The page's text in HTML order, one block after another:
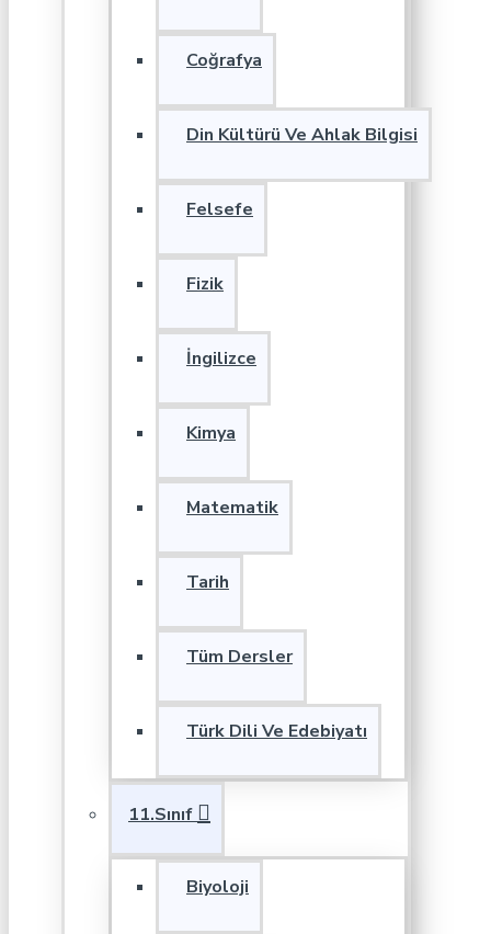
Coğrafya
Din Kültürü Ve Ahlak Bilgisi
Felsefe
Fizik
İngilizce
Kimya
Matematik
Tarih
Tüm Dersler
Türk Dili Ve Edebiyatı
11.Sınıf
Biyoloji